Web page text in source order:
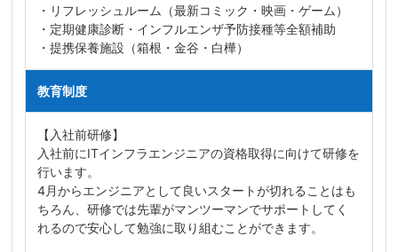
・リフレッシュルーム（最新コミック・映画・ゲーム）
・定期健康診断・インフルエンザ予防接種等全額補助
・提携保養施設（箱根・金谷・白樺）
教育制度
【入社前研修】
入社前にITインフラエンジニアの資格取得に向けて研修を
行います。
4月からエンジニアとして良いスタートが切れることはも
ちろん、研修では先輩がマンツーマンでサポートしてく
れるので安心して勉強に取り組むことができます。